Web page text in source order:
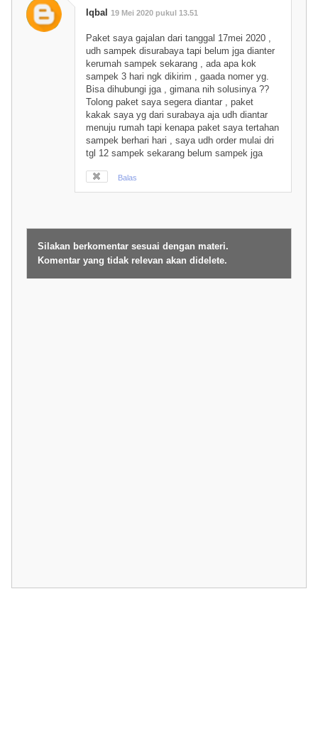
Iqbal 19 Mei 2020 pukul 13.51
Paket saya gajalan dari tanggal 17mei 2020 ,
udh sampek disurabaya tapi belum jga dianter
kerumah sampek sekarang , ada apa kok
sampek 3 hari ngk dikirim , gaada nomer yg.
Bisa dihubungi jga , gimana nih solusinya ??
Tolong paket saya segera diantar , paket
kakak saya yg dari surabaya aja udh diantar
menuju rumah tapi kenapa paket saya tertahan
sampek berhari hari , saya udh order mulai dri
tgl 12 sampek sekarang belum sampek jga
Balas
Silakan berkomentar sesuai dengan materi.
Komentar yang tidak relevan akan didelete.